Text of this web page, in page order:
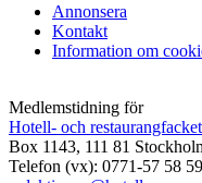
Annonsera
Kontakt
Information om
Medlemstidning för
Hotell- och restaurangfacket
Box 1143, 111 81
Telefon (vx): 0771-57 58 59